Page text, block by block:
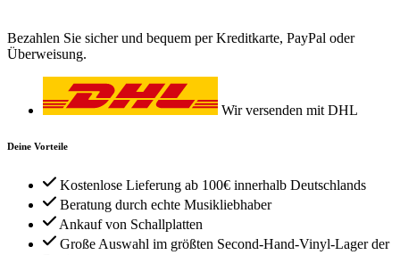
Bezahlen Sie sicher und bequem per Kreditkarte, PayPal oder
Überweisung.
Wir versenden mit DHL
Deine Vorteile
Kostenlose Lieferung ab 100€ innerhalb Deutschlands
Beratung durch echte Musikliebhaber
Ankauf von Schallplatten
Große Auswahl im größten Second-Hand-Vinyl-Lager der